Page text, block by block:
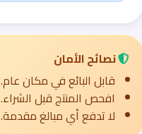
نصائح الأمان
قابل البائع في مكان عام.
افحص المنتج قبل الشراء.
لا تدفع أي مبالغ مقدمة.